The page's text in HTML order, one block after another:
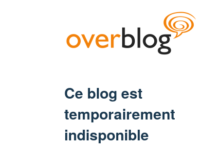
Ce blog est
temporairement
indisponible